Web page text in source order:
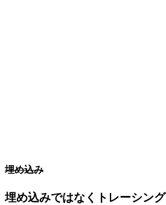
埋め込み
埋め込みではなくトレーシング